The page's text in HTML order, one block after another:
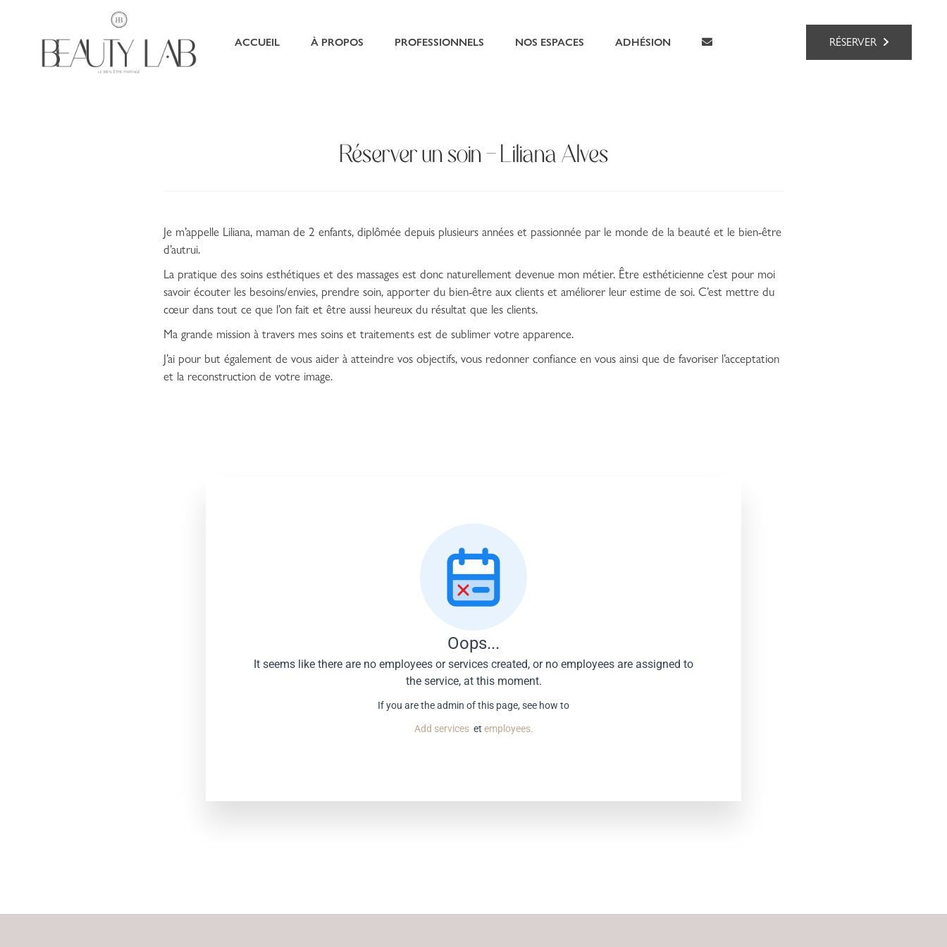
ACCUEIL À PROPOS PROFESSIONNELS NOS ESPACES ADHÉSION RÉSERVER
Réserver un soin - Liliana Alves
Je m’appelle Liliana, maman de 2 enfants, diplômée depuis plusieurs années et passionnée par le monde de la beauté et le bien-être
d’autrui.
La pratique des soins esthétiques et des massages est donc naturellement devenue mon métier. Être esthéticienne c’est pour moi
savoir écouter les besoins/envies, prendre soin, apporter du bien-être aux clients et améliorer leur estime de soi. C’est mettre du
cœur dans tout ce que l’on fait et être aussi heureux du résultat que les clients.
Ma grande mission à travers mes soins et traitements est de sublimer votre apparence.
J’ai pour but également de vous aider à atteindre vos objectifs, vous redonner confiance en vous ainsi que de favoriser l’acceptation
et la reconstruction de votre image.
Oops...
It seems like there are no employees or services created, or no employees are assigned to
the service, at this moment.
If you are the admin of this page, see how to
Add services et employees.